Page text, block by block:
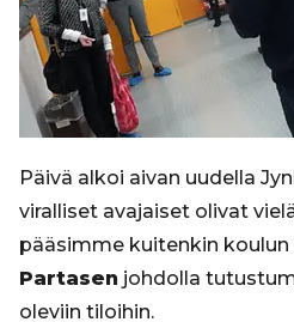
Päivä alkoi aivan uudella
viralliset avajaiset olivat
pääsimme kuitenkin koulun
Partasen johdolla
oleviin tiloihin.